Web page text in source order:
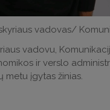
vadovas/
vadovu,
ir verslo
metu įgytas žinias.